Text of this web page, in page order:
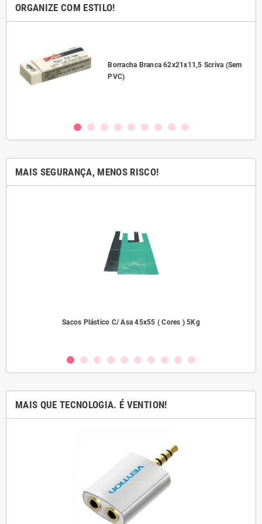
ORGANIZE COM ESTILO!
Borracha Branca 62x21x11,5 Scriva (Sem
PVC)
MAIS SEGURANÇA, MENOS RISCO!
Sacos Plástico C/ Asa 45x55 ( Cores ) 5Kg
MAIS QUE TECNOLOGIA. É VENTION!